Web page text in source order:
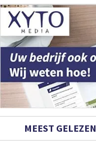
MEEST GELEZEN